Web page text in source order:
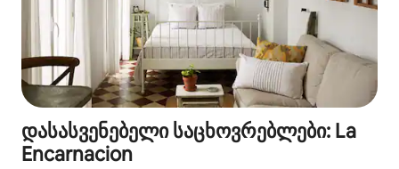
დასასვენებელი საცხოვრებლები: La
Encarnacion